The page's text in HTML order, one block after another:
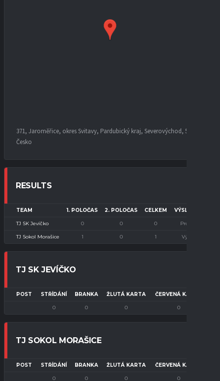
371, Jaroměřice, okres Svitavy, Pardubický kraj, Severovýchod, 569 44,
Česko
RESULTS
TEAM 1. POLOČAS 2. POLOČAS CELKEM VÝSLEDEK
TJ SK Jevíčko 0 0 0 Prohra
TJ Sokol Morašice 1 0 1 Výhra
TJ SK JEVÍČKO
POST STŘÍDÁNÍ BRANKA ŽLUTÁ KARTA ČERVENÁ KARTA
0 0 0 0
TJ SOKOL MORAŠICE
POST STŘÍDÁNÍ BRANKA ŽLUTÁ KARTA ČERVENÁ KARTA
0 0 0 0